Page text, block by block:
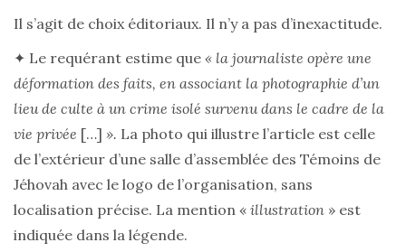
Il s’agit de choix éditoriaux. Il n’y a pas d’inexactitude.
✦ Le requérant estime que « la journaliste opère une
déformation des faits, en associant la photographie d’un
lieu de culte à un crime isolé survenu dans le cadre de la
vie privée […] ». La photo qui illustre l’article est celle
de l’extérieur d’une salle d’assemblée des Témoins de
Jéhovah avec le logo de l’organisation, sans
localisation précise. La mention « illustration » est
indiquée dans la légende.